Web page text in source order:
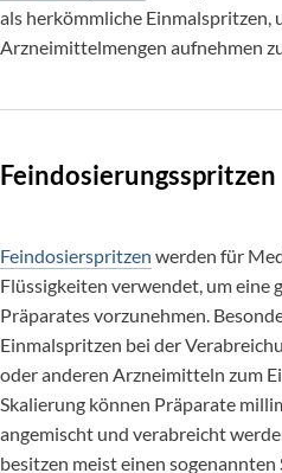
als herkömmliche Einmalspritzen,
Arzneimittelmengen aufnehmen
Feindosierungsspritzen
Feindosierspritzen werden für
Flüssigkeiten verwendet, um eine
Präparates vorzunehmen.
Einmalspritzen bei der
oder anderen Arzneimitteln zum
Skalierung können Präparate
angemischt und verabreicht
besitzen meist einen